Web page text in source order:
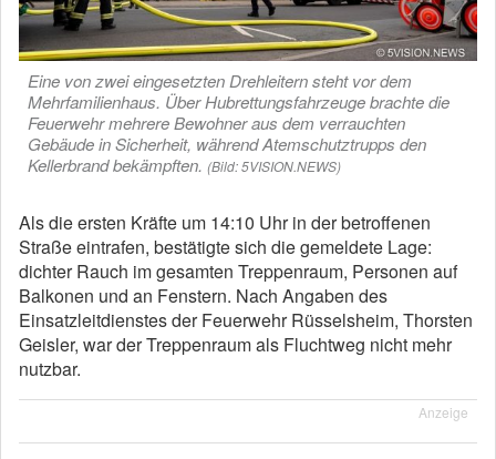
Eine von zwei eingesetzten Drehleitern steht vor dem
Mehrfamilienhaus. Über Hubrettungsfahrzeuge brachte die
Feuerwehr mehrere Bewohner aus dem verrauchten
Gebäude in Sicherheit, während Atemschutztrupps den
Kellerbrand bekämpften. (Bild: 5VISION.NEWS)
Als die ersten Kräfte um 14:10 Uhr in der betroffenen
Straße eintrafen, bestätigte sich die gemeldete Lage:
dichter Rauch im gesamten Treppenraum, Personen auf
Balkonen und an Fenstern. Nach Angaben des
Einsatzleitdienstes der Feuerwehr Rüsselsheim, Thorsten
Geisler, war der Treppenraum als Fluchtweg nicht mehr
nutzbar.
Anzeige